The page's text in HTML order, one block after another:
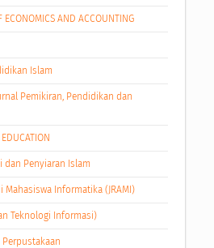
ECONOMICS AND ACCOUNTING
Islam
Pemikiran, Pendidikan dan
dan Penyiaran Islam
Mahasiswa Informatika (JRAMI)
Teknologi Informasi)